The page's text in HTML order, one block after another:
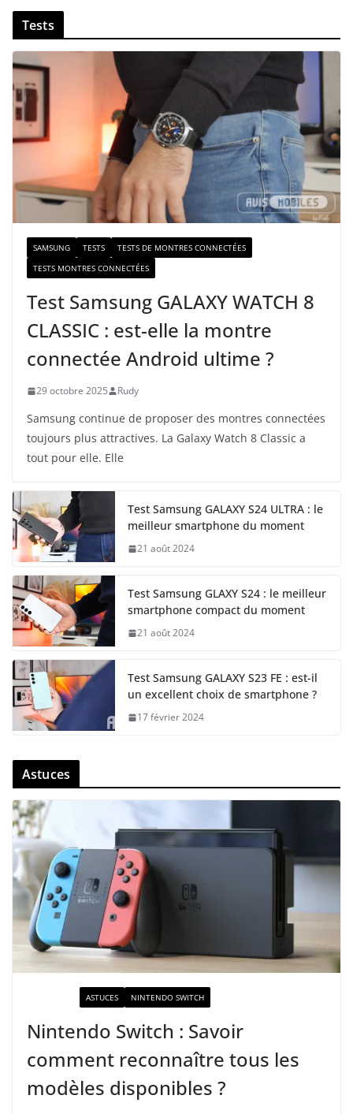
v
t
r
e
e
m
i
Tests
SAMSUNG TESTS
TESTS DE MONTRES CONNECTÉES
TESTS MONTRES CONNECTÉES
Test Samsung GALAXY WATCH 8
CLASSIC : est-elle la montre
connectée Android ultime ?
29 octobre 2025 Rudy
Samsung continue de proposer des montres connectées
toujours plus attractives. La Galaxy Watch 8 Classic a
tout pour elle. Elle
Test Samsung GALAXY S24 ULTRA : le
meilleur smartphone du moment
21 août 2024
Test Samsung GLAXY S24 : le meilleur
smartphone compact du moment
21 août 2024
Test Samsung GALAXY S23 FE : est-il
un excellent choix de smartphone ?
17 février 2024
Astuces
ASTUCES NINTENDO SWITCH
Nintendo Switch : Savoir
comment reconnaître tous les
modèles disponibles ?